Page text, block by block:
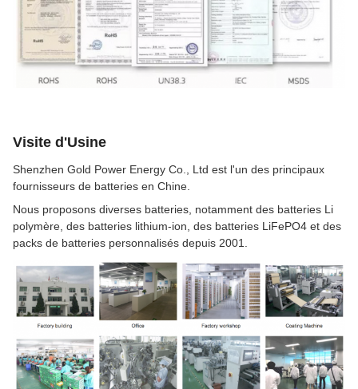
Visite d'Usine
Shenzhen Gold Power Energy Co., Ltd est l'un des principaux
fournisseurs de batteries en Chine.
Nous proposons diverses batteries, notamment des batteries Li
polymère, des batteries lithium-ion, des batteries LiFePO4 et des
packs de batteries personnalisés depuis 2001.